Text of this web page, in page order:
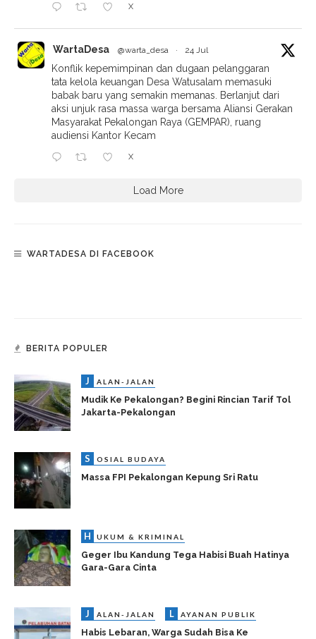
X
WartaDesa @warta_desa · 24 Jul
Konflik kepemimpinan dan dugaan pelanggaran
tata kelola keuangan Desa Watusalam memasuki
babak baru yang semakin memanas. Berlanjut dari
aksi unjuk rasa massa warga bersama Aliansi Gerakan
Masyarakat Pekalongan Raya (GEMPAR), ruang
audiensi Kantor Kecam
X
Load More
WARTADESA DI FACEBOOK
BERITA POPULER
J ALAN-JALAN
Mudik Ke Pekalongan? Begini Rincian Tarif Tol
Jakarta-Pekalongan
S OSIAL BUDAYA
Massa FPI Pekalongan Kepung Sri Ratu
H UKUM & KRIMINAL
Geger Ibu Kandung Tega Habisi Buah Hatinya
Gara-Gara Cinta
J ALAN-JALAN L AYANAN PUBLIK
Habis Lebaran, Warga Sudah Bisa Ke